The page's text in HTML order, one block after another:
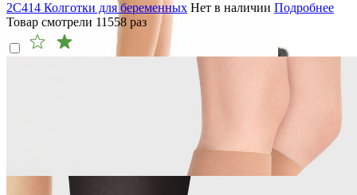
2C414 Колготки для беременных Нет в наличии Подробнее
Товар смотрели 11558 раз